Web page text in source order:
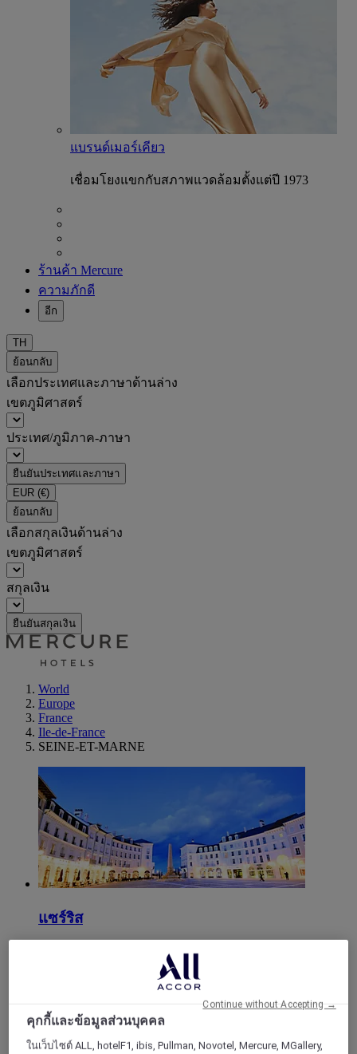
แบรนด์เมอร์เคียว
เชื่อมโยงแขกกับสภาพแวดล้อมตั้งแต่ปี 1973
ร้านค้า Mercure
ความภักดี
อีก
TH
ย้อนกลับ
เลือกประเทศและภาษาด้านล่าง
เขตภูมิศาสตร์
ประเทศ/ภูมิภาค-ภาษา
ยืนยันประเทศและภาษา
EUR (€)
ย้อนกลับ
เลือกสกุลเงินด้านล่าง
เขตภูมิศาสตร์
สกุลเงิน
ยืนยันสกุลเงิน
World
Europe
France
Ile-de-France
SEINE-ET-MARNE
แซร์ริส
คุกกี้และข้อมูลส่วนบุคคล
ในเว็บไซต์ ALL, hotelF1, ibis, Pullman, Novotel, Mercure, MGallery,
Continue without Accepting →